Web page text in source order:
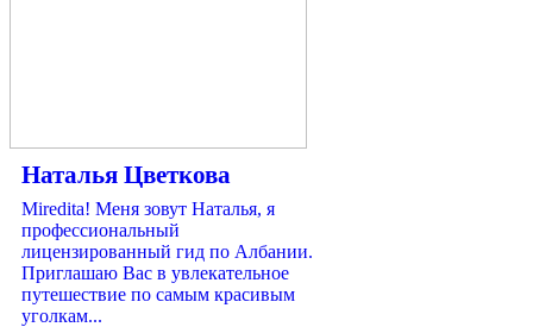
Наталья Цветкова
Miredita! Меня зовут Наталья, я
профессиональный
лицензированный гид по Албании.
Приглашаю Вас в увлекательное
путешествие по самым красивым
уголкам...